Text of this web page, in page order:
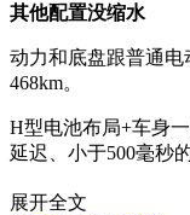
其他配置没缩水
动力和底盘跟普通电
468km。
H型电池布局+车身
延迟、小于500毫秒
展开全文